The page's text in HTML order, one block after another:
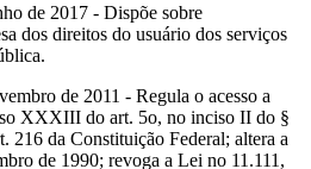
de 2017 - Dispõe sobre
dos direitos do usuário dos serviços
de 2011 - Regula o acesso a
XXXIII do art. 5o, no inciso II do §
216 da Constituição Federal; altera a
de 1990; revoga a Lei no 11.111,